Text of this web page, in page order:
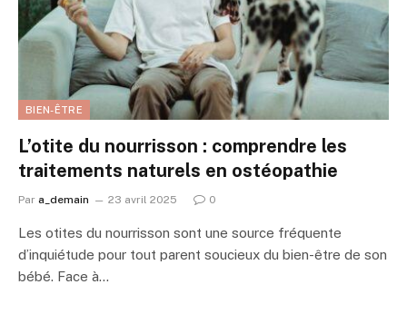
BIEN-ÊTRE
L’otite du nourrisson : comprendre les
traitements naturels en ostéopathie
Par a_demain 23 avril 2025 0
Les otites du nourrisson sont une source fréquente
d’inquiétude pour tout parent soucieux du bien-être de son
bébé. Face à…